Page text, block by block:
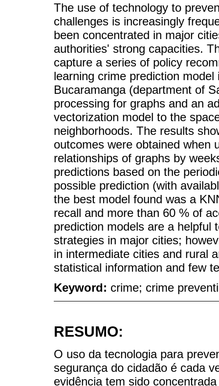
The use of technology to
challenges is increasingly
been concentrated in major
authorities' strong capacities.
capture a series of policy
learning crime prediction
Bucaramanga (department of
processing for graphs and an
vectorization model to the
neighborhoods. The results
outcomes were obtained when
relationships of graphs by
predictions based on the
possible prediction (with
the best model found was a
recall and more than 60 % of
prediction models are a helpful
strategies in major cities;
in intermediate cities and rural
statistical information and few
Keyword: crime; crime
RESUMO:
O uso da tecnologia para
segurança do cidadão é cada
evidência tem sido